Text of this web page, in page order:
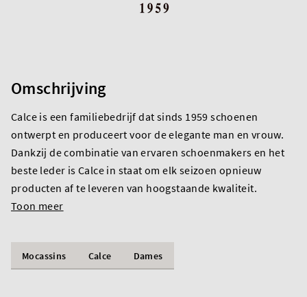
Omschrijving
Calce is een familiebedrijf dat sinds 1959 schoenen
ontwerpt en produceert voor de elegante man en vrouw.
Dankzij de combinatie van ervaren schoenmakers en het
beste leder is Calce in staat om elk seizoen opnieuw
producten af te leveren van hoogstaande kwaliteit.
Toon meer
Mocassins Calce Dames